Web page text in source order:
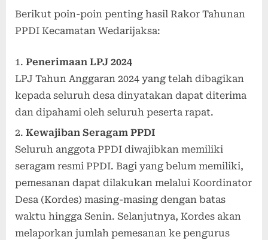
Berikut poin-poin penting hasil Rakor Tahunan
PPDI Kecamatan Wedarijaksa:
Penerimaan LPJ 2024
LPJ Tahun Anggaran 2024 yang telah dibagikan
kepada seluruh desa dinyatakan dapat diterima
dan dipahami oleh seluruh peserta rapat.
Kewajiban Seragam PPDI
Seluruh anggota PPDI diwajibkan memiliki
seragam resmi PPDI. Bagi yang belum memiliki,
pemesanan dapat dilakukan melalui Koordinator
Desa (Kordes) masing-masing dengan batas
waktu hingga Senin. Selanjutnya, Kordes akan
melaporkan jumlah pemesanan ke pengurus